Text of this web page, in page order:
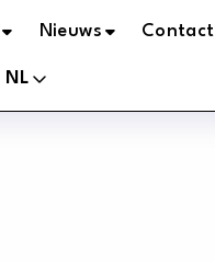
Nieuws Contact
NL